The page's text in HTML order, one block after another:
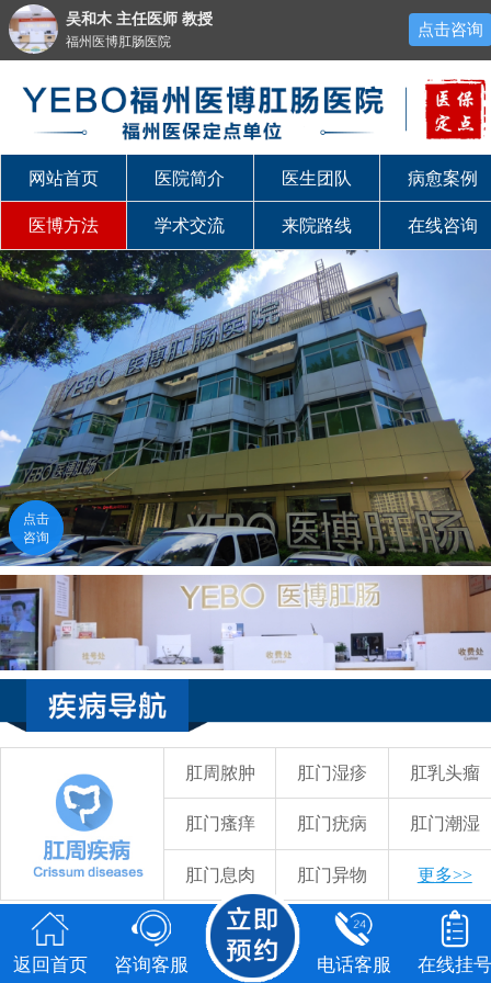
点击
咨询
福州医博肛肠医院
点击咨询